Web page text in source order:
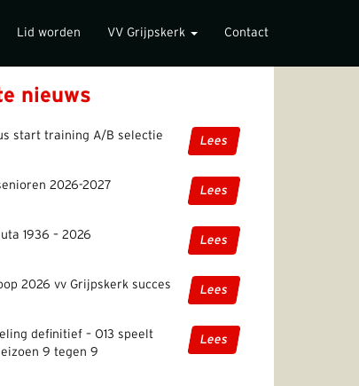
Lid worden VV Grijpskerk Contact
nieuws
start training A/B selectie Lees
2026-2027 Lees
1936 – 2026 Lees
2026 vv Grijpskerk succes Lees
definitief – O13 speelt
9 tegen 9
Lees